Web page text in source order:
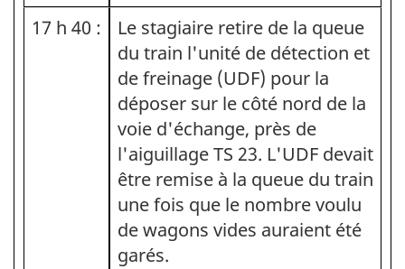
17 h 40 :
Le stagiaire retire de la queue
du train l'unité de détection et
de freinage (UDF) pour la
déposer sur le côté nord de la
voie d'échange, près de
l'aiguillage TS 23. L'UDF devait
être remise à la queue du train
une fois que le nombre voulu
de wagons vides auraient été
garés.